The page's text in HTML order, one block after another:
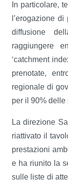
In particolare,
l’erogazione
diffusione
raggiungere
‘catchment
prenotate,
regionale di
per il 90% delle
La direzione
riattivato il
prestazioni
e ha riunito la
sulle liste di